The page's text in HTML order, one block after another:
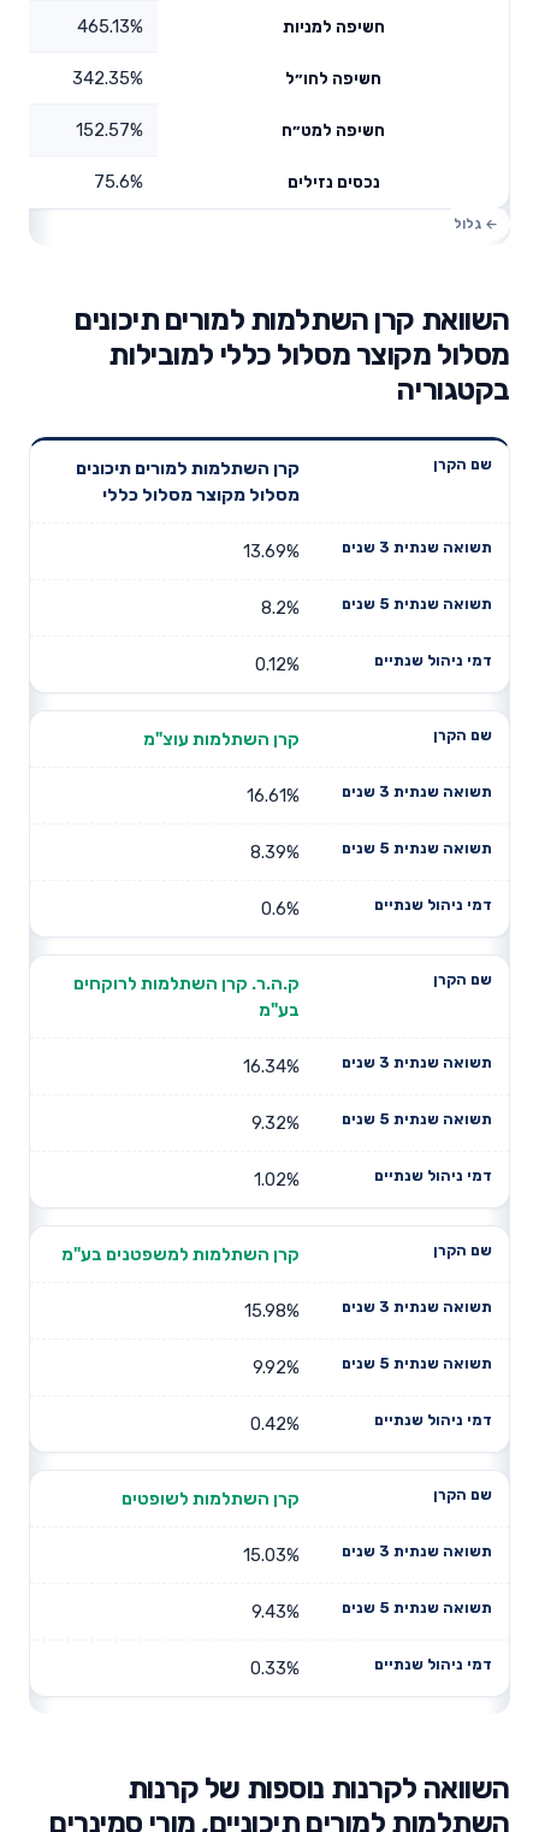
חשיפה למניות 465.13%
חשיפה לחו״ל 342.35%
חשיפה למט״ח 152.57%
נכסים נזילים 75.6%
השוואת קרן השתלמות למורים תיכונים
מסלול מקוצר מסלול כללי למובילות
בקטגוריה
שנתית 3
תשואה
שנתית 5
דמי ניהול
קרן השתלמות למורים תיכונים
מסלול מקוצר מסלול כללי
13.69%
8.2%
0.12%
קרן השתלמות עוצ"מ
16.61%
8.39%
0.6%
ק.ה.ר. קרן השתלמות לרוקחים
בע"מ
16.34%
9.32%
1.02%
קרן השתלמות למשפטנים בע"מ
15.98%
9.92%
0.42%
קרן השתלמות לשופטים
15.03%
9.43%
0.33%
השוואה לקרנות נוספות של קרנות
השתלמות למורים תיכוניים, מורי סמינרים